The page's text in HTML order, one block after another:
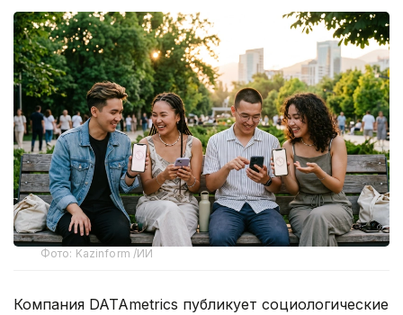
Фото: Kazinform /ИИ
Компания DATAmetrics публикует социологические